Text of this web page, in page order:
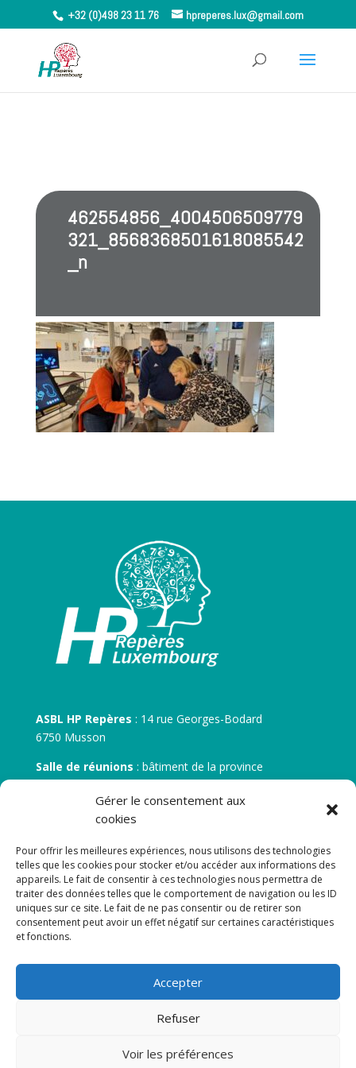
Gérer le consentement aux
cookies
Pour offrir les meilleures expériences, nous utilisons des technologies
telles que les cookies pour stocker et/ou accéder aux informations des
appareils. Le fait de consentir à ces technologies nous permettra de
traiter des données telles que le comportement de navigation ou les ID
uniques sur ce site. Le fait de ne pas consentir ou de retirer son
consentement peut avoir un effet négatif sur certaines caractéristiques
et fonctions.
Accepter
Refuser
Voir les préférences
+32 (0)498 23 11 76 hpreperes.lux@gmail.com
462554856_4004506509779
321_8568368501618085542
_n
ASBL HP Repères : 14 rue Georges-Bodard
6750 Musson
Salle de réunions : bâtiment de la province
30 rue Zénobe Gramme – 6700 Arlon
N° d’entreprise :BE 0506.746.707
N° de compte IBAN
: BE 05 7512 0751 5675
Newsletter
Adresse de courrier électronique: